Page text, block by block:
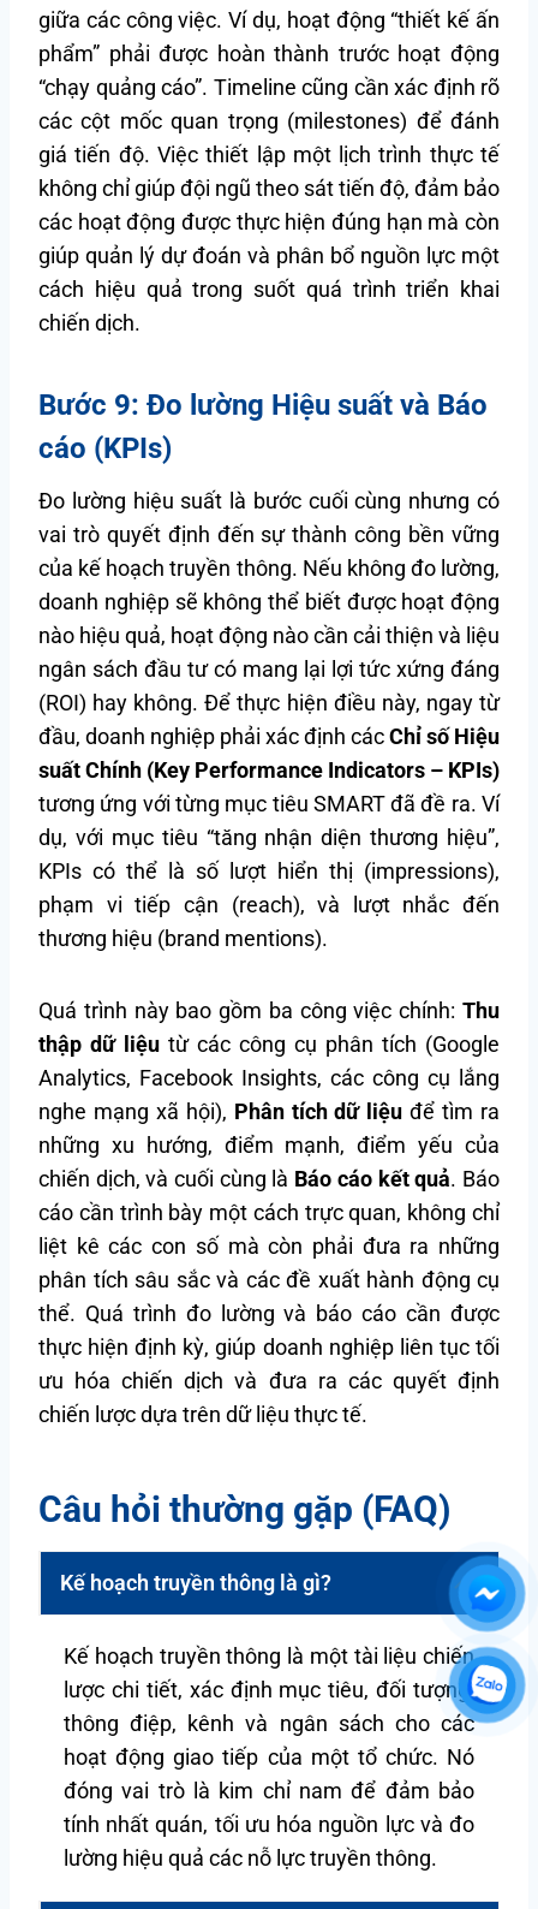
giữa các công việc. Ví dụ, hoạt động “thiết kế ấn
phẩm” phải được hoàn thành trước hoạt động
“chạy quảng cáo”. Timeline cũng cần xác định rõ
các cột mốc quan trọng (milestones) để đánh
giá tiến độ. Việc thiết lập một lịch trình thực tế
không chỉ giúp đội ngũ theo sát tiến độ, đảm bảo
các hoạt động được thực hiện đúng hạn mà còn
giúp quản lý dự đoán và phân bổ nguồn lực một
cách hiệu quả trong suốt quá trình triển khai
chiến dịch.
Bước 9: Đo lường Hiệu suất và Báo
cáo (KPIs)
Đo lường hiệu suất là bước cuối cùng nhưng có
vai trò quyết định đến sự thành công bền vững
của kế hoạch truyền thông. Nếu không đo lường,
doanh nghiệp sẽ không thể biết được hoạt động
nào hiệu quả, hoạt động nào cần cải thiện và liệu
ngân sách đầu tư có mang lại lợi tức xứng đáng
(ROI) hay không. Để thực hiện điều này, ngay từ
đầu, doanh nghiệp phải xác định cácChỉ số Hiệu
suất Chính (Key Performance Indicators – KPIs)
tương ứng với từng mục tiêu SMART đã đề ra. Ví
dụ, với mục tiêu “tăng nhận diện thương hiệu”,
KPIs có thể là số lượt hiển thị (impressions),
phạm vi tiếp cận (reach), và lượt nhắc đến
thương hiệu (brand mentions).
Quá trình này bao gồm ba công việc chính: Thu
thập dữ liệu từ các công cụ phân tích (Google
Analytics, Facebook Insights, các công cụ lắng
nghe mạng xã hội), Phân tích dữ liệu để tìm ra
những xu hướng, điểm mạnh, điểm yếu của
chiến dịch, và cuối cùng là Báo cáo kết quả. Báo
cáo cần trình bày một cách trực quan, không chỉ
liệt kê các con số mà còn phải đưa ra những
phân tích sâu sắc và các đề xuất hành động cụ
thể. Quá trình đo lường và báo cáo cần được
thực hiện định kỳ, giúp doanh nghiệp liên tục tối
ưu hóa chiến dịch và đưa ra các quyết định
chiến lược dựa trên dữ liệu thực tế.
Câu hỏi thường gặp (FAQ)
Kế hoạch truyền thông là gì?
Kế hoạch truyền thông là một tài liệu chiến
lược chi tiết, xác định mục tiêu, đối tượng,
thông điệp, kênh và ngân sách cho các
hoạt động giao tiếp của một tổ chức. Nó
đóng vai trò là kim chỉ nam để đảm bảo
tính nhất quán, tối ưu hóa nguồn lực và đo
lường hiệu quả các nỗ lực truyền thông.